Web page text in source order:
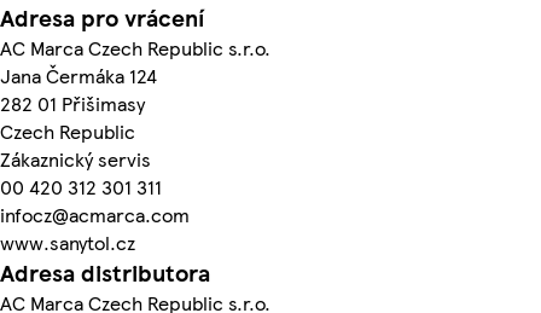
Adresa pro vrácení
AC Marca Czech Republic s.r.o.
Jana Čermáka 124
282 01 Přišimasy
Czech Republic
Zákaznický servis
00 420 312 301 311
infocz@acmarca.com
www.sanytol.cz
Adresa distributora
AC Marca Czech Republic s.r.o.